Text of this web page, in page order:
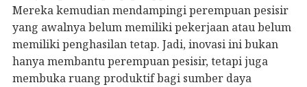
Mereka kemudian mendampingi perempuan pesisir
yang awalnya belum memiliki pekerjaan atau belum
memiliki penghasilan tetap. Jadi, inovasi ini bukan
hanya membantu perempuan pesisir, tetapi juga
membuka ruang produktif bagi sumber daya